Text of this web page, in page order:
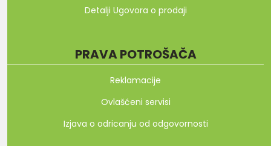
Detalji Ugovora o prodaji
PRAVA POTROŠAČA
Reklamacije
Ovlašćeni servisi
Izjava o odricanju od odgovornosti